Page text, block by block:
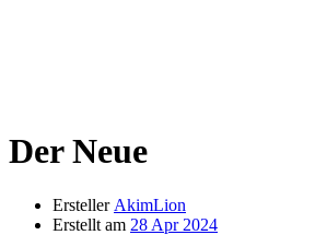
Der Neue
Ersteller AkimLion
Erstellt am 28 Apr 2024